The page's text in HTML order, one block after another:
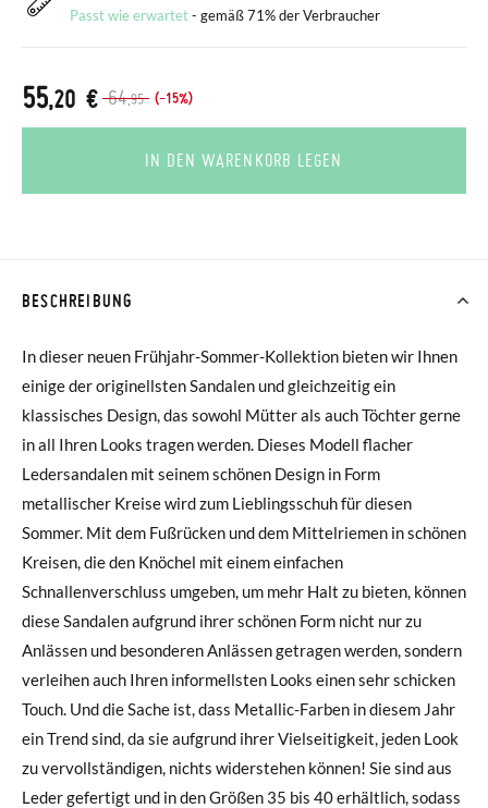
Passt wie erwartet- gemäß 71% der Verbraucher
64,95 (-15%)
55,20 €
IN DEN WARENKORB LEGEN
BESCHREIBUNG
In dieser neuen Frühjahr-Sommer-Kollektion bieten wir Ihnen
einige der originellsten Sandalen und gleichzeitig ein
klassisches Design, das sowohl Mütter als auch Töchter gerne
in all Ihren Looks tragen werden. Dieses Modell flacher
Ledersandalen mit seinem schönen Design in Form
metallischer Kreise wird zum Lieblingsschuh für diesen
Sommer. Mit dem Fußrücken und dem Mittelriemen in schönen
Kreisen, die den Knöchel mit einem einfachen
Schnallenverschluss umgeben, um mehr Halt zu bieten, können
diese Sandalen aufgrund ihrer schönen Form nicht nur zu
Anlässen und besonderen Anlässen getragen werden, sondern
verleihen auch Ihren informellsten Looks einen sehr schicken
Touch. Und die Sache ist, dass Metallic-Farben in diesem Jahr
ein Trend sind, da sie aufgrund ihrer Vielseitigkeit, jeden Look
zu vervollständigen, nichts widerstehen können! Sie sind aus
Leder gefertigt und in den Größen 35 bis 40 erhältlich, sodass